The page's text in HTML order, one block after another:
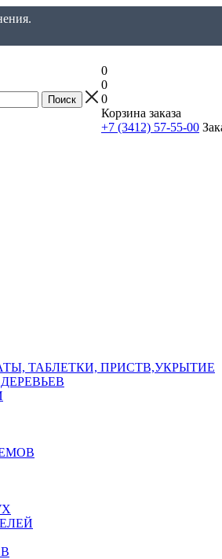
0
0
0
Корзина заказа
+7 (3412) 57-55-00
ТАБЛЕТКИ, ПРИСТВ,УКРЫТИЕ